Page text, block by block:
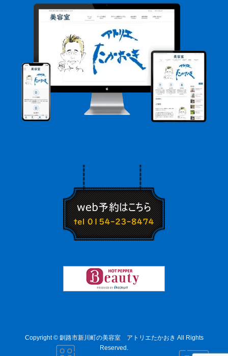
Copyright © 釧路市新川町の美容室 アトリエたかおき All Rights
Reserved.